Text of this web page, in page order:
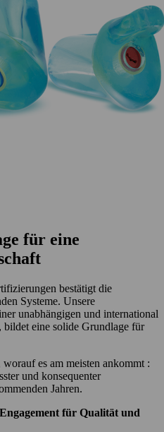
für eine
bestätigt die
Systeme. Unsere
unabhängigen und international
bildet eine solide Grundlage für
worauf es am meisten ankommt :
und konsequenter
Jahren.
für Qualität und